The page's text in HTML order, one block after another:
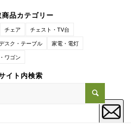
商品カテゴリー
チェア
チェスト・TV台
スク・テーブル
家電・電灯
ワゴン
イト内検索